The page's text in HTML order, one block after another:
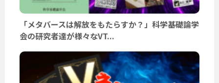
「メタバースは解放をもたらすか？」科学基礎論学
会の研究者達が様々なVT...